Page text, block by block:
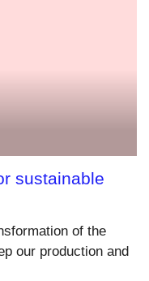
sustainable
of the
our production and